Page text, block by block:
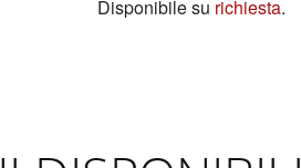
Disponibile su richiesta.